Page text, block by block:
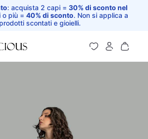
: acquista 2 capi = 30% di sconto nel
o più = 40% di sconto. Non si applica a
prodotti scontati e gioielli.